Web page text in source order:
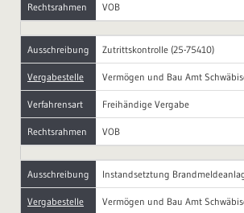
Rechtsrahmen VOB
Ausschreibung Zutrittskontrolle (25-75410)
Vergabestelle Vermögen und Bau Amt
Verfahrensart Freihändige Vergabe
Rechtsrahmen VOB
Ausschreibung Instandsetztung
Vergabestelle Vermögen und Bau Amt